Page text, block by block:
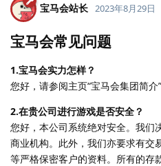
宝马会站长 2023年8月29日
宝马会常见问题
1.宝马会实力怎样？
您好，请参阅主页“宝马会集团简介”
2.在贵公司进行游戏是否安全？
您好，本公司系统绝对安全。我们
商业机构。此外，我们亦要求有交
等严格保密客户的资料。所有的存